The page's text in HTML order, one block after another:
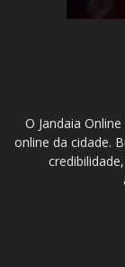
O Jandaia
online da cidade.